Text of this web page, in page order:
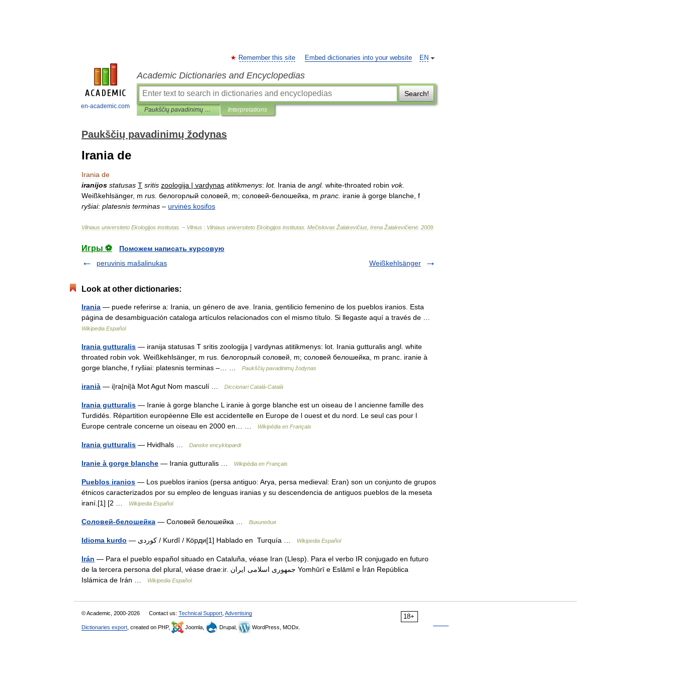
en-academic.com
EN
Remember this site Embed dictionaries into your website
Academic Dictionaries and Encyclopedias
Search!
Paukščių pavadinimų žodynas Interpretations
Paukščių pavadinimų žodynas
Irania de
Irania de
iranijos statusas T sritis zoologija | vardynas atitikmenys: lot. Irania de angl. white-throated robin vok.
Weißkehlsänger, m rus белогорлый соловей m; соловей-белошейка m pranc iranie à gorge blanche f
ryšiai: platesnis terminas – urvinės kosifos
Vilniaus universiteto Ekologijos institutas . – Vilnius : Vilniaus universiteto Ekologijos institutas Mečislovas Žalakevičius Irena Žalakevičienė 2009
Игры ⚽
Поможем написать курсовую
peruvinis mašalinukas
Weißkehlsänger
Look at other dictionaries:
Irania — puede referirse a: Irania, un género de ave. Irania, gentilicio femenino de los pueblos iranios. Esta
página de desambiguación cataloga artículos relacionados con el mismo título. Si llegaste aquí a través de …
Wikipedia Español
Irania gutturalis — iranija statusas T sritis zoologija | vardynas atitikmenys: lot. Irania gutturalis angl. white
throated robin vok. Weißkehlsänger, m rus. белогорлый соловей, m; соловей белошейка, m pranc. iranie à
gorge blanche, f ryšiai: platesnis terminas –… …
Paukščių pavadinimų žodynas
iranià — i|ra|ni|à Mot Agut Nom masculí … Diccionari Català-Català
Irania gutturalis — Iranie à gorge blanche L iranie à gorge blanche est un oiseau de l ancienne famille des
Turdidés. Répartition européenne Elle est accidentelle en Europe de l ouest et du nord. Le seul cas pour l
Europe centrale concerne un oiseau en 2000 en… …
Wikipédia en Français
Irania gutturalis — Hvidhals … Danske encyklopædi
Iranie à gorge blanche — Irania gutturalis … Wikipédia en Français
Pueblos iranios — Los pueblos iranios (persa antiguo: Arya, persa medieval: Eran) son un conjunto de grupos
étnicos caracterizados por su empleo de lenguas iranias y su descendencia de antiguos pueblos de la meseta
iraní.[1] [2 …
Wikipedia Español
Соловей-белошейка — Соловей белошейка … Википедия
Idioma kurdo — كوردی / Kurdî / Кöрди[1] Hablado en Turquía … Wikipedia Español
Irán — Para el pueblo español situado en Cataluña, véase Iran (Llesp). Para el verbo IR conjugado en futuro
de la tercera persona del plural, véase drae:ir. جمهوری اسلامی ایران Yomhūrī e Eslāmī e Īrān República
Islámica de Irán …
Wikipedia Español
18+
© Academic, 2000-2026 Contact us: Technical Support Advertising
Dictionaries export , created on PHP, Joomla, Drupal, WordPress, MODx.